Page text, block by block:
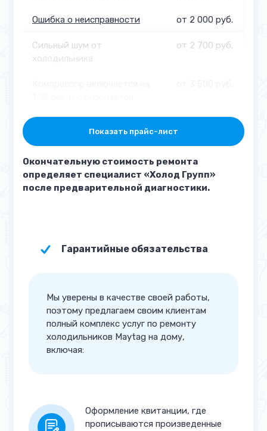
Ошибка о неисправности от 2 000 руб.
Сильный шум от
холодильника
от 2 700 руб.
холодильника
перемораживает
Намерзает шуба из снега
(перемораживает)
от 3 000 руб.
Морозилка не набирает
от 3 500 руб.
Наименование услуги
Замена пускового реле от 900 руб.
Замена термостата
Установка / Замена клапана
шредера
от 900 руб.
Показать прайс-лист
Окончательную стоимость ремонта
определяет специалист «Холод Групп»
после предварительной диагностики.
Гарантийные обязательства
Мы уверены в качестве своей работы,
поэтому предлагаем своим клиентам
полный комплекс услуг по ремонту
холодильников Maytag на дому,
включая:
Оформление квитанции, где
прописываются произведенные